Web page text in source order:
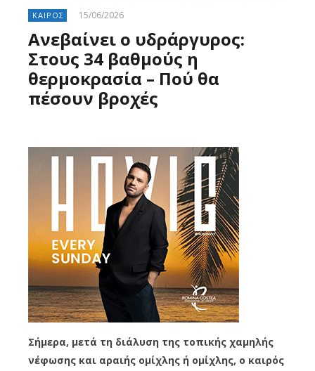
ΚΑΙΡΟΣ 15/06/2026
Ανεβαίνει ο υδράργυρος:
Στους 34 βαθμούς η
θερμοκρασία – Πού θα
πέσουν βροχές
Σήμερα, μετά τη διάλυση της τοπικής χαμηλής
νέφωσης και αραιής ομίχλης ή ομίχλης, ο καιρός